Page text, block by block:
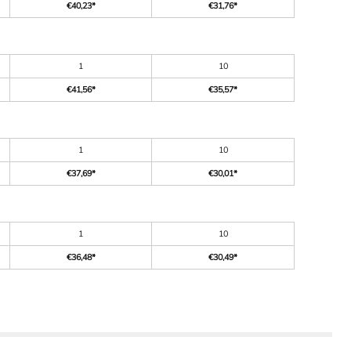
€40,23* €31,76*
1
10
€41,56* €35,57*
1
10
€37,69* €30,01*
1
10
€36,48* €30,49*